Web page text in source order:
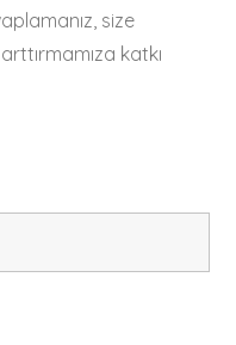
size
katkı